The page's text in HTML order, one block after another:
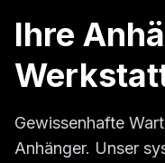
Ihre
Gewissenhafte
Anhänger. Unser